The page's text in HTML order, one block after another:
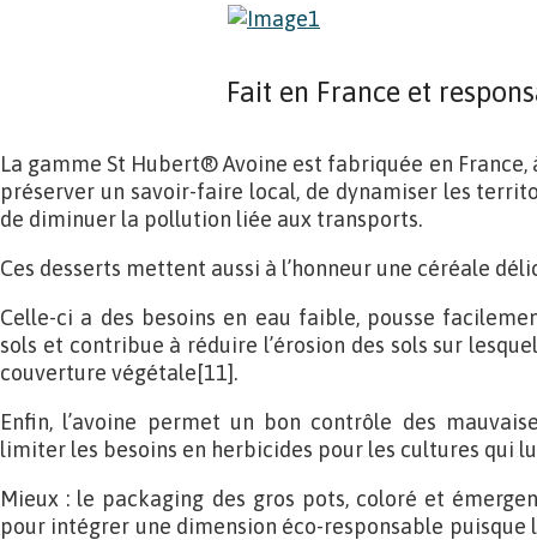
Fait en France et
La gamme St Hubert® Avoine est fabriquée en France,
préserver un savoir-faire local, de dynamiser les
de diminuer la pollution liée aux transports.
Ces desserts mettent aussi à l’honneur une céréale
Celle-ci a des besoins en eau faible, pousse
sols et contribue à réduire l’érosion des sols sur
couverture végétale[11].
Enfin, l’avoine permet un bon contrôle des
limiter les besoins en herbicides pour les cultures qui
Mieux : le packaging des gros pots, coloré et
pour intégrer une dimension éco-responsable puisque